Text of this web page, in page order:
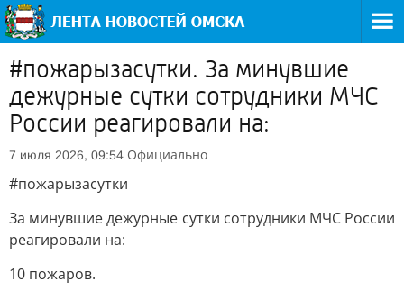
#пожарызасутки. За минувшие
дежурные сутки сотрудники МЧС
России реагировали на:
7 июля 2026, 09:54 Официально
#пожарызасутки
За минувшие дежурные сутки сотрудники МЧС России
реагировали на:
10 пожаров.